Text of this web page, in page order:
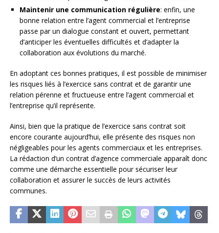
Maintenir une communication régulière: enfin, une
bonne relation entre l’agent commercial et l’entreprise
passe par un dialogue constant et ouvert, permettant
d’anticiper les éventuelles difficultés et d’adapter la
collaboration aux évolutions du marché.
En adoptant ces bonnes pratiques, il est possible de minimiser
les risques liés à l’exercice sans contrat et de garantir une
relation pérenne et fructueuse entre l’agent commercial et
l’entreprise qu’il représente.
Ainsi, bien que la pratique de l’exercice sans contrat soit
encore courante aujourd’hui, elle présente des risques non
négligeables pour les agents commerciaux et les entreprises.
La rédaction d’un contrat d’agence commerciale apparaît donc
comme une démarche essentielle pour sécuriser leur
collaboration et assurer le succès de leurs activités
communes.